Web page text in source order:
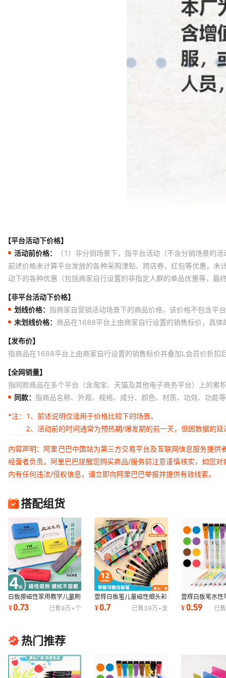
【平台活动下价格】
活动前价格：
（1）非分销场景下，指平台活动（不含分销场景的
前述价格未计算平台发放的各种采购津贴、跨店券、红包等优惠，
动下的各种优惠（包括商家自行设置的非指定人群的单品优惠等，
【非平台活动下价格】
划线价格： 指商家自营销活动场景下的商品价格，该价格不包含平
未划线价格： 商品在1688平台上由商家自行设置的销售标价，具
【发布价】
指商品在1688平台上由商家自行设置的销售标价并叠加L会员价折扣
【全网销量】
指同款商品在多个平台（含淘宝、天猫及其他电子商务平台）上的累
同款： 指商品名称、外观、规格、成分、颜色、材质、功效、功能
*注：
1、前述说明仅适用于价格比较下的场景。
2、活动前的时间通常为预热期/爆发期的前一天，但因数据的
内容声明：阿里巴巴中国站为第三方交易平台及互联网信息服务提
经营者负责。阿里巴巴提醒您购买商品/服务前注意谨慎核实，如您
内有任何违法/侵权信息，请立即向阿里巴巴举报并提供有效线索。
搭配组货
白板擦磁性家用教学儿童刷
白板笔易擦可吸附eva黑板
擦 现货批发
¥0.73 已售9万+个
壹辉白板笔儿童磁性细头彩
色绘画记号笔水性可擦笔
12色套装批发
¥0.7 已售39万+支
壹辉白板笔水性
性白板带刷笔
儿童彩色绘画笔
¥0.59 已售
热门推荐